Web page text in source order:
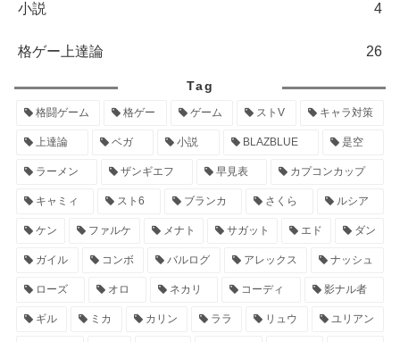
小説 4
格ゲー上達論 26
Tag
格闘ゲーム 格ゲー ゲーム ストV キャラ対策
上達論 ベガ 小説 BLAZBLUE 是空
ラーメン ザンギエフ 早見表 カプコンカップ
キャミィ スト6 ブランカ さくら ルシア
ケン ファルケ メナト サガット エド ダン
ガイル コンボ バルログ アレックス ナッシュ
ローズ オロ ネカリ コーディ 影ナル者
ギル ミカ カリン ララ リュウ ユリアン